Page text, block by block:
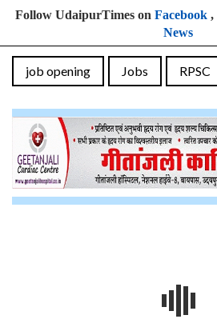
Follow UdaipurTimes on Facebook,
News
job opening Jobs RPSC